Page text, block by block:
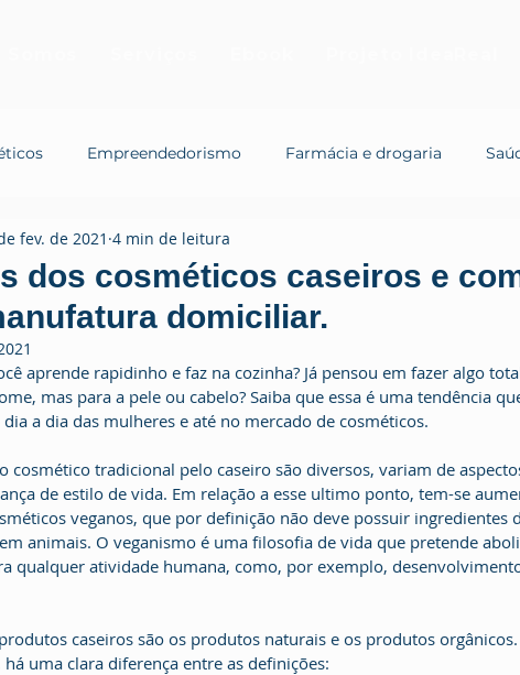
Empreendedorismo Farmácia e drogaria
dos cosméticos caseiros e
domiciliar.
fev. de 2021 4 min de leitura
aprende rapidinho e faz na cozinha? Já pensou em fazer algo
mas para a pele ou cabelo? Saiba que essa é uma tendência
a dia das mulheres e até no mercado de cosméticos.
cosmético tradicional pelo caseiro são diversos, variam de
de estilo de vida. Em relação a esse ultimo ponto, tem-se
veganos, que por definição não deve possuir ingredientes
animais. O veganismo é uma filosofia de vida que pretende
qualquer atividade humana, como, por exemplo,
caseiros são os produtos naturais e os produtos
uma clara diferença entre as definições: